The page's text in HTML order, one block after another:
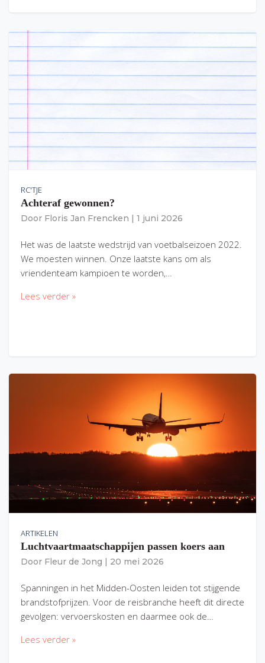
RC'TJE
Achteraf gewonnen?
Door Floris Jan Frencken 1 juni 2026
Het was de laatste wedstrijd van voetbalseizoen 2022.
We moesten winnen. Onze laatste kans om als
vriendenteam kampioen te worden,…
Lees verder »
ARTIKELEN
Luchtvaartmaatschappijen passen koers aan
Door Fleur de Jong 20 mei 2026
Spanningen in het Midden-Oosten leiden tot stijgende
brandstofprijzen. Voor de reisbranche heeft dit directe
gevolgen: vervoerskosten en daarmee ook de…
Lees verder »